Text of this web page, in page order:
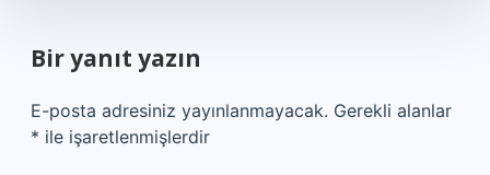
Bir yanıt yazın
E-posta adresiniz yayınlanmayacak. Gerekli alanlar
* ile işaretlenmişlerdir